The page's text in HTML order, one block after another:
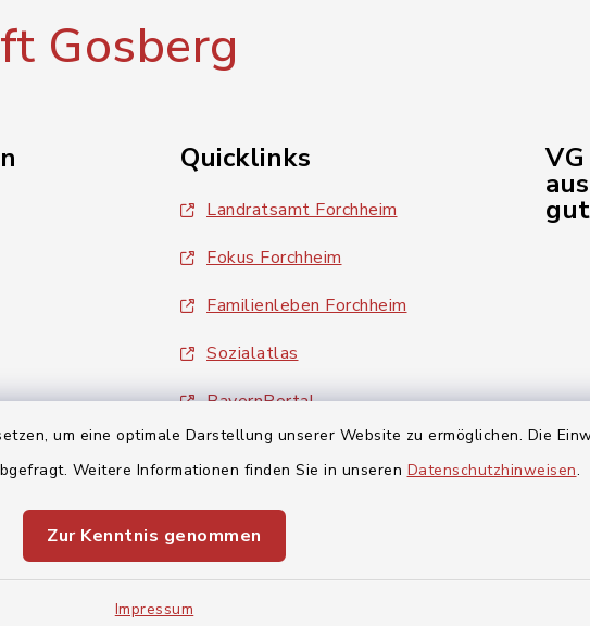
um eine optimale Darstellung unserer Website zu ermöglichen. Die
Weitere Informationen finden Sie in unseren Datenschutzhinweisen.
Zur Kenntnis genommen
Impressum
Gosberg
Quicklinks
Landratsamt Forchheim
Fokus Forchheim
Familienleben Forchheim
Sozialatlas
BayernPortal
inixmedia